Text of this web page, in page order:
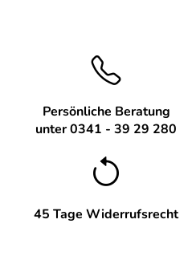
Persönliche Beratung
unter 0341 - 39 29 280
45 Tage Widerrufsrecht